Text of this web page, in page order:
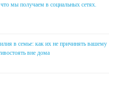
мы получаем в социальных сетях.
в семье: как их не причинять вашему
вне дома